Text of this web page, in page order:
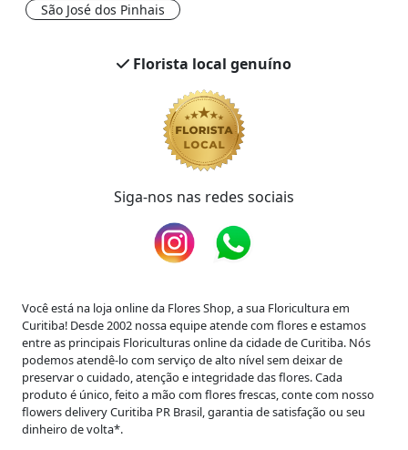
São José dos Pinhais
Florista local genuíno
Siga-nos nas redes sociais
Você está na loja online da Flores Shop,a sua Floricultura em
Curitiba! Desde 2002 nossa equipe atende com flores e estamos
entre as principais Floriculturas online da cidade de Curitiba. Nós
podemos atendê-lo com serviço de alto nível sem deixar de
preservar o cuidado, atenção e integridade das flores. Cada
produto é único, feito a mão com flores frescas, conte com nosso
flowers delivery Curitiba PR Brasil, garantia de satisfação ou seu
dinheiro de volta*.